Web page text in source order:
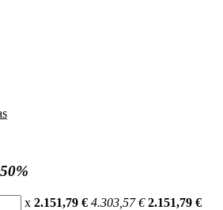
x 2.151,79 € 4.303,57 € 2.151,79 €